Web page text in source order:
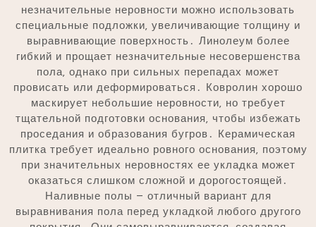
незначительные неровности можно использовать
специальные подложки‚ увеличивающие толщину и
выравнивающие поверхность․ Линолеум более
гибкий и прощает незначительные несовершенства
пола‚ однако при сильных перепадах может
провисать или деформироваться․ Ковролин хорошо
маскирует небольшие неровности‚ но требует
тщательной подготовки основания‚ чтобы избежать
проседания и образования бугров․ Керамическая
плитка требует идеально ровного основания‚ поэтому
при значительных неровностях ее укладка может
оказаться слишком сложной и дорогостоящей․
Наливные полы – отличный вариант для
выравнивания пола перед укладкой любого другого